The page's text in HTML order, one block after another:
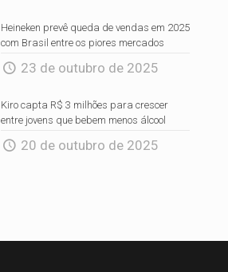
Heineken prevê queda de vendas em 2025
com Brasil entre os piores mercados
23 de outubro de 2025
Kiro capta R$ 3 milhões para crescer
entre jovens que bebem menos álcool
20 de outubro de 2025